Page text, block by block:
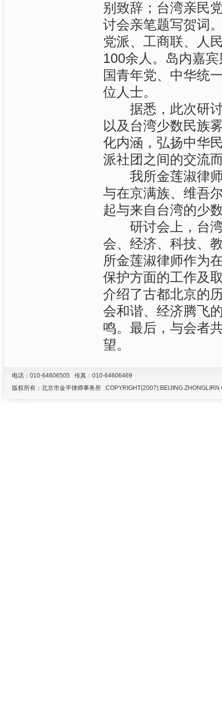
别致辞；台湾亲民
讨会亲笔题写贺词
党派、工商联、人
100余人。岛内嘉
国青年党、中华统
位人士。
据悉，此次研讨
以及台湾少数民族
化内涵，弘扬中华
派社团之间的交流
我所金莲淑律师
与在京满族、维吾
起与来自台湾的少
研讨会上，台湾
会、经济、科技、
所金莲淑律师作为
保护方面的工作及
介绍了古都北京的
会和谐、经济腾飞
鸣。最后，与会者
望。
电话：010-64606505 传真：010-64606469
版权所有：北京市金平律师事务所 COPYRIGHT(2007):BEIJING ZHONGLIRN